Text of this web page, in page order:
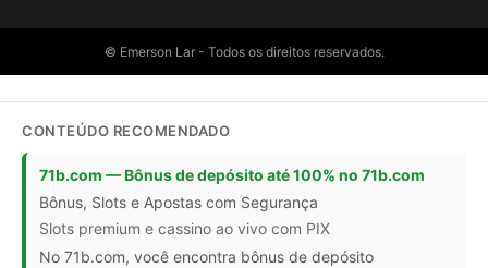
© Emerson Lar - Todos os direitos reservados.
CONTEÚDO RECOMENDADO
71b.com — Bônus de depósito até 100% no 71b.com
Bônus, Slots e Apostas com Segurança
Slots premium e cassino ao vivo com PIX
No 71b.com, você encontra bônus de depósito